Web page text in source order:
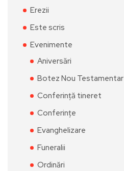
Erezii
Este scris
Evenimente
Aniversări
Botez Nou Testamentar
Conferință tineret
Conferințe
Evanghelizare
Funeralii
Ordinări